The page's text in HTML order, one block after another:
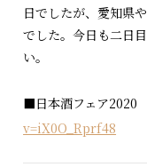
日でしたが、愛知県
でした。今日も二日
い。
■日本酒フェア
v=iX0O_Rprf48